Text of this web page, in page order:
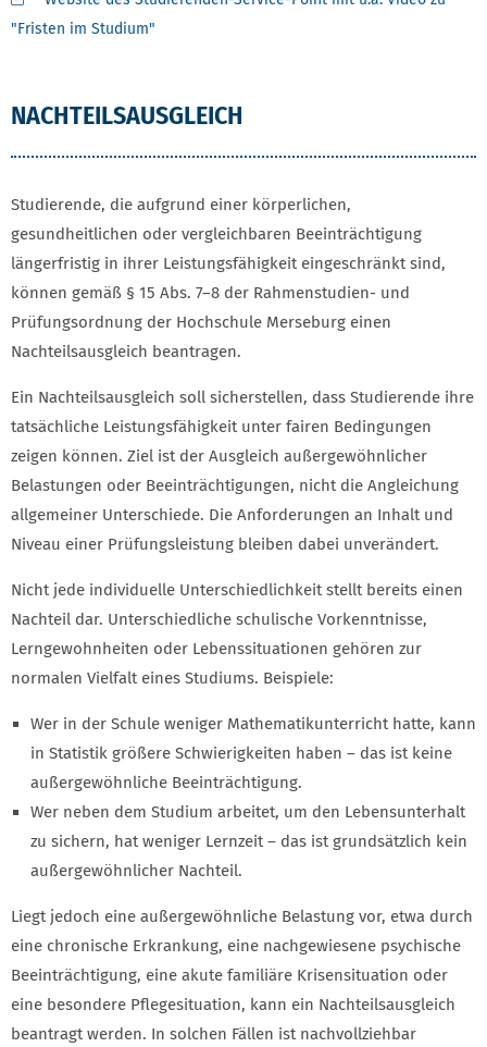
"Fristen im Studium"
NACHTEILSAUSGLEICH
Studierende, die aufgrund einer körperlichen,
gesundheitlichen oder vergleichbaren Beeinträchtigung
längerfristig in ihrer Leistungsfähigkeit eingeschränkt sind,
können gemäß § 15 Abs. 7–8 der Rahmenstudien- und
Prüfungsordnung der Hochschule Merseburg einen
Nachteilsausgleich beantragen.
Ein Nachteilsausgleich soll sicherstellen, dass Studierende ihre
tatsächliche Leistungsfähigkeit unter fairen Bedingungen
zeigen können. Ziel ist der Ausgleich außergewöhnlicher
Belastungen oder Beeinträchtigungen, nicht die Angleichung
allgemeiner Unterschiede. Die Anforderungen an Inhalt und
Niveau einer Prüfungsleistung bleiben dabei unverändert.
Nicht jede individuelle Unterschiedlichkeit stellt bereits einen
Nachteil dar. Unterschiedliche schulische Vorkenntnisse,
Lerngewohnheiten oder Lebenssituationen gehören zur
normalen Vielfalt eines Studiums. Beispiele:
Wer in der Schule weniger Mathematikunterricht hatte, kann
in Statistik größere Schwierigkeiten haben – das ist keine
außergewöhnliche Beeinträchtigung.
Wer neben dem Studium arbeitet, um den Lebensunterhalt
zu sichern, hat weniger Lernzeit – das ist grundsätzlich kein
außergewöhnlicher Nachteil.
Liegt jedoch eine außergewöhnliche Belastung vor, etwa durch
eine chronische Erkrankung, eine nachgewiesene psychische
Beeinträchtigung, eine akute familiäre Krisensituation oder
eine besondere Pflegesituation, kann ein Nachteilsausgleich
beantragt werden. In solchen Fällen ist nachvollziehbar